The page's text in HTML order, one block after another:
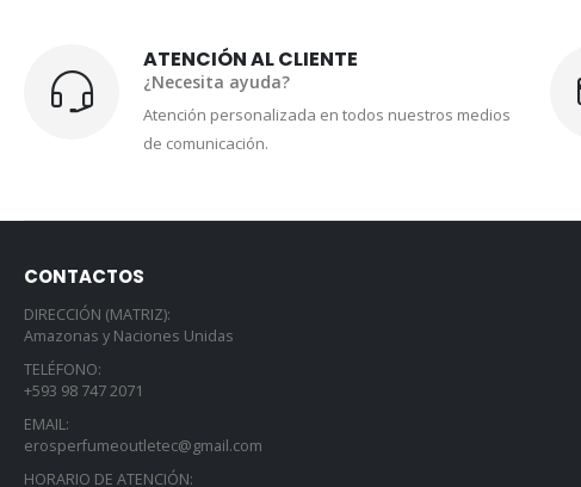
ATENCIÓN AL CLIENTE
¿Necesita ayuda?
Atención personalizada en todos nuestros medios
de comunicación.
CONTACTOS
DIRECCIÓN (MATRIZ):
Amazonas y Naciones Unidas
TELÉFONO:
+593 98 747 2071
EMAIL:
erosperfumeoutletec@gmail.com
HORARIO DE ATENCIÓN: